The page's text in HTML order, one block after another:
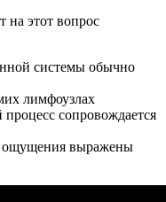
этот вопрос
системы обычно
лимфоузлах
сопровождается
ощущения выражены